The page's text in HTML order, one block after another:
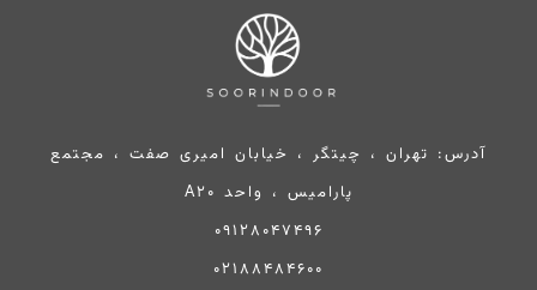
آدرس: تهران ، چیتگر ، خیابان امیری صفت ، مجتمع
پارامیس ، واحد A20
09128047496
02188484600